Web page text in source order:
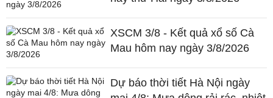
XSCM 3/8 - Kết quả xổ số Cà
Mau hôm nay ngày 3/8/2026
Dự báo thời tiết Hà Nội ngày